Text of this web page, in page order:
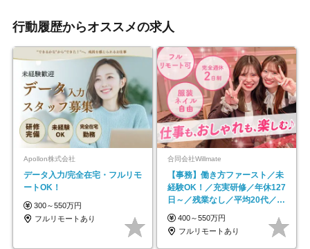
行動履歴からオススメの求人
Apollon株式会社
データ入力/完全在宅・フルリモ
ートOK！
300～550万円
フルリモートあり
合同会社Willmate
【事務】働き方ファースト／未
経験OK！／充実研修／年休127
日～／残業なし／平均20代／リ
モートOK
400～550万円
フルリモートあり